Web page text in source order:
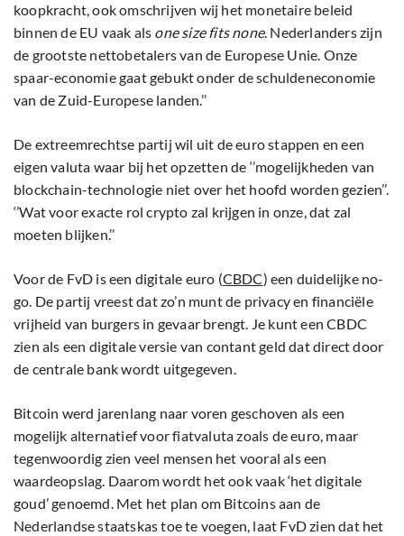
koopkracht, ook omschrijven wij het monetaire beleid
binnen de EU vaak als one size fits none. Nederlanders zijn
de grootste nettobetalers van de Europese Unie. Onze
spaar-economie gaat gebukt onder de schuldeneconomie
van de Zuid-Europese landen.’’
De extreemrechtse partij wil uit de euro stappen en een
eigen valuta waar bij het opzetten de ‘’mogelijkheden van
blockchain-technologie niet over het hoofd worden gezien’’.
‘’Wat voor exacte rol crypto zal krijgen in onze, dat zal
moeten blijken.’’
Voor de FvD is een digitale euro (CBDC) een duidelijke no-
go. De partij vreest dat zo’n munt de privacy en financiële
vrijheid van burgers in gevaar brengt. Je kunt een CBDC
zien als een digitale versie van contant geld dat direct door
de centrale bank wordt uitgegeven.
Bitcoin werd jarenlang naar voren geschoven als een
mogelijk alternatief voor fiatvaluta zoals de euro, maar
tegenwoordig zien veel mensen het vooral als een
waardeopslag. Daarom wordt het ook vaak ‘het digitale
goud’ genoemd. Met het plan om Bitcoins aan de
Nederlandse staatskas toe te voegen, laat FvD zien dat het